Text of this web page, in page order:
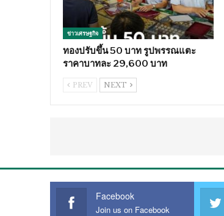
ข่าวเศรษฐกิจ
ทองปรับขึ้น 50 บาท รูปพรรณแตะ
ราคาบาทละ 29,600 บาท
PREV NEXT
Facebook
Join us on Facebook